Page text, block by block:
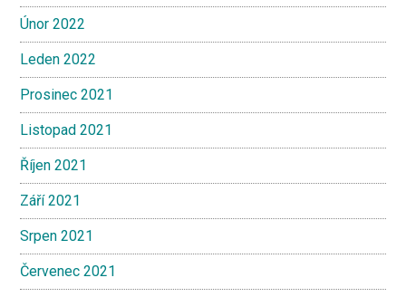
Únor 2022
Leden 2022
Prosinec 2021
Listopad 2021
Říjen 2021
Září 2021
Srpen 2021
Červenec 2021